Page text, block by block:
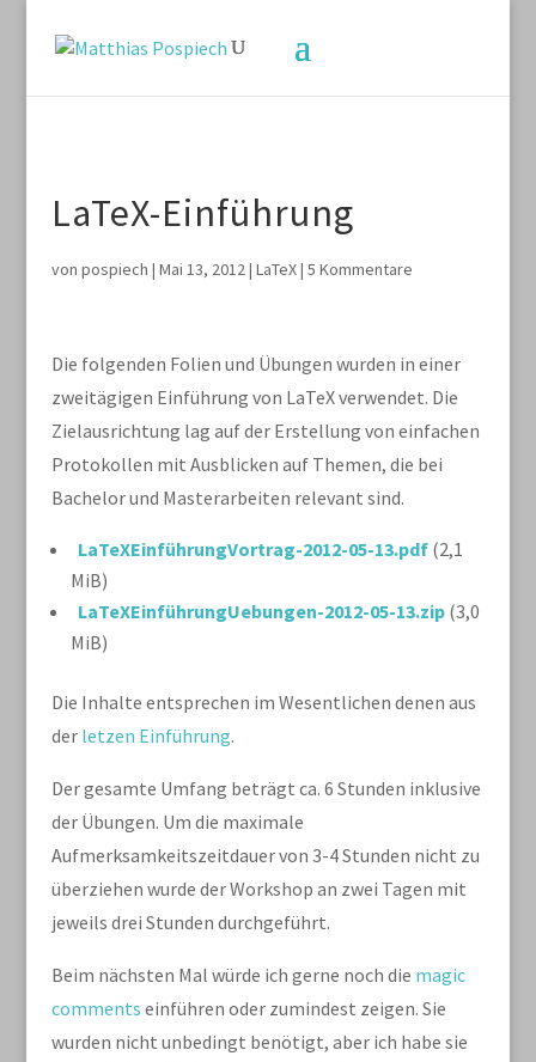
LaTeX-Einführung
von pospiech | Mai 13, 2012| LaTeX| 5 Kommentare
Die folgenden Folien und Übungen wurden in einer
zweitägigen Einführung von LaTeX verwendet. Die
Zielausrichtung lag auf der Erstellung von einfachen
Protokollen mit Ausblicken auf Themen, die bei
Bachelor und Masterarbeiten relevant sind.
LaTeXEinführungVortrag-2012-05-13.pdf(2,1
MiB)
LaTeXEinführungUebungen-2012-05-13.zip(3,0
MiB)
Die Inhalte entsprechen im Wesentlichen denen aus
der letzen Einführung.
Der gesamte Umfang beträgt ca. 6 Stunden inklusive
der Übungen. Um die maximale
Aufmerksamkeitszeitdauer von 3-4 Stunden nicht zu
überziehen wurde der Workshop an zwei Tagen mit
jeweils drei Stunden durchgeführt.
Beim nächsten Mal würde ich gerne noch die magic
comments einführen oder zumindest zeigen. Sie
wurden nicht unbedingt benötigt, aber ich habe sie